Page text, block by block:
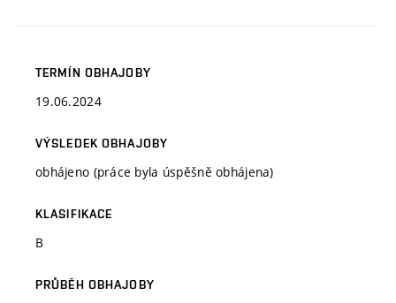
TERMÍN OBHAJOBY
19.06.2024
VÝSLEDEK OBHAJOBY
obhájeno (práce byla úspěšně obhájena)
KLASIFIKACE
B
PRŮBĚH OBHAJOBY